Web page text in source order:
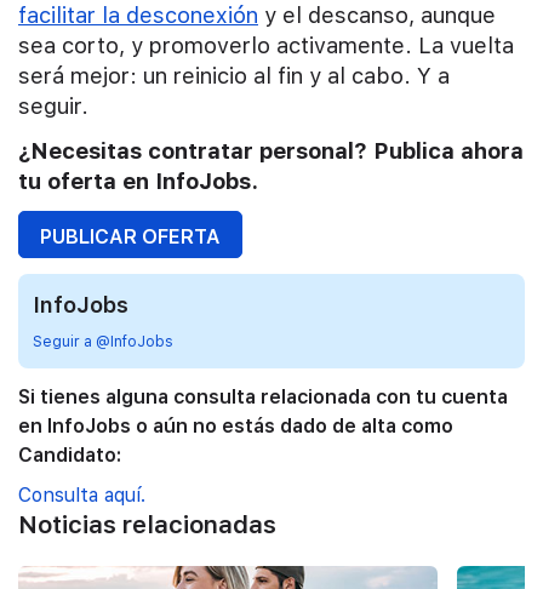
facilitar la desconexión y el descanso, aunque
sea corto, y promoverlo activamente. La vuelta
será mejor: un reinicio al fin y al cabo. Y a
seguir.
¿Necesitas contratar personal? Publica ahora
tu oferta en InfoJobs.
PUBLICAR OFERTA
InfoJobs
Seguir a @InfoJobs
Si tienes alguna consulta relacionada con tu cuenta
en InfoJobs o aún no estás dado de alta como
Candidato:
Consulta aquí.
Noticias relacionadas